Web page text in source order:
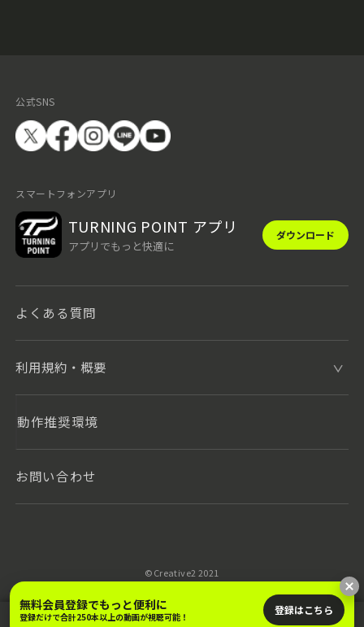
無料会員登録でもっと便利に
登録だけで合計250本以上の動画が視聴可能！ 登録はこちら
公式SNS
スマートフォンアプリ
TURNING POINT アプリ
アプリでもっと快適に
ダウンロード
よくある質問
利用規約・概要
動作推奨環境
お問い合わせ
©️Creative2 2021